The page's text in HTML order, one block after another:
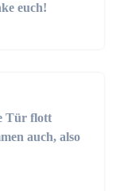
euch!
Tür flott
auch, also